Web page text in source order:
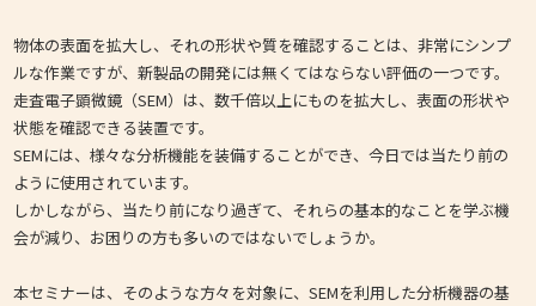
物体の表面を拡大し、それの形状や質を確認することは、非常にシンプ
ルな作業ですが、新製品の開発には無くてはならない評価の一つです。
走査電子顕微鏡（SEM）は、数千倍以上にものを拡大し、表面の形状や
状態を確認できる装置です。
SEMには、様々な分析機能を装備することができ、今日では当たり前の
ように使用されています。
しかしながら、当たり前になり過ぎて、それらの基本的なことを学ぶ機
会が減り、お困りの方も多いのではないでしょうか。
本セミナーは、そのような方々を対象に、SEMを利用した分析機器の基